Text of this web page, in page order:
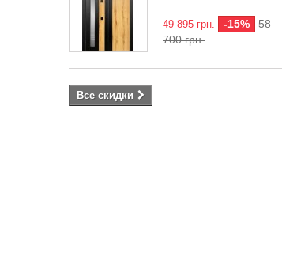
49 895 грн. -15%
58
700 грн.
Все скидки